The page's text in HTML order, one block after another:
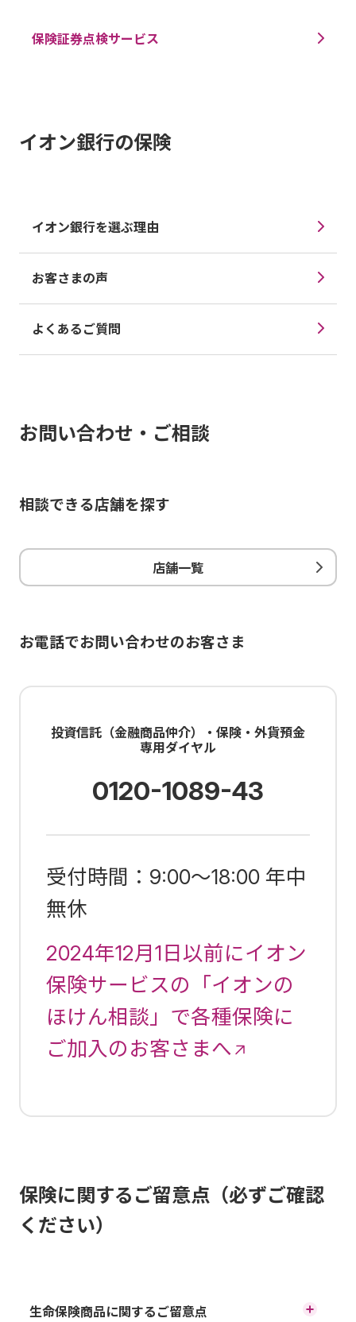
保険証券点検サービス
イオン銀行の保険
イオン銀行を選ぶ理由
お客さまの声
よくあるご質問
お問い合わせ・ご相談
相談できる店舗を探す
店舗一覧
お電話でお問い合わせのお客さま
投資信託（金融商品仲介）・保険・外貨預金
専用ダイヤル
0120-1089-43
受付時間：9:00～18:00 年中
無休
2024年12月1日以前にイオン
保険サービスの「イオンの
ほけん相談」で各種保険に
ご加入のお客さまへ
保険に関するご留意点（必ずご確認
ください）
生命保険商品に関するご留意点